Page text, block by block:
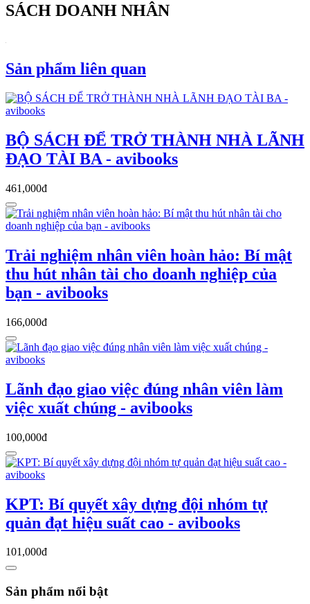
SÁCH DOANH NHÂN
Sản phẩm liên quan
BỘ SÁCH ĐỂ TRỞ THÀNH NHÀ LÃNH
ĐẠO TÀI BA - avibooks
461,000đ
Trải nghiệm nhân viên hoàn hảo: Bí mật
thu hút nhân tài cho doanh nghiệp của
bạn - avibooks
166,000đ
Lãnh đạo giao việc đúng nhân viên làm
việc xuất chúng - avibooks
100,000đ
KPT: Bí quyết xây dựng đội nhóm tự
quản đạt hiệu suất cao - avibooks
101,000đ
Sản phẩm nổi bật